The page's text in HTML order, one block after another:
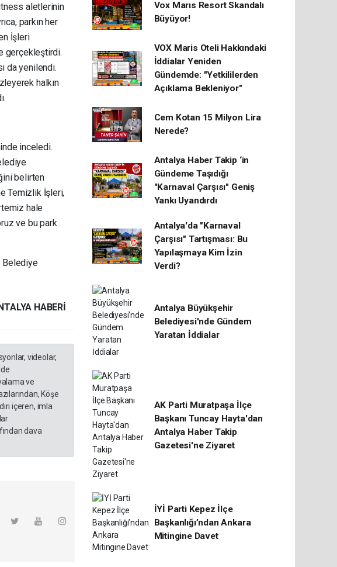
aletlerinin
parkın her
İşleri
gerçekleştirdi.
da yenilendi.
halkın
inceledi.
belirten
Temizlik İşleri,
hale
ve bu park
Belediye
HABERİ
videolar,
ve
Köşe
içeren, imla
dava
Vox Marıs Resort Skandalı
Büyüyor!
VOX Maris Oteli Hakkındaki
İddialar Yeniden
Gündemde: "Yetkililerden
Açıklama Bekleniyor"
Cem Kotan 15 Milyon Lira
Nerede?
Antalya Haber Takip ‘in
Gündeme Taşıdığı
"Karnaval Çarşısı" Geniş
Yankı Uyandırdı
Antalya'da "Karnaval
Çarşısı" Tartışması: Bu
Yapılaşmaya Kim İzin
Verdi?
Antalya Büyükşehir
Belediyesi'nde Gündem
Yaratan İddialar
AK Parti Muratpaşa İlçe
Başkanı Tuncay Hayta'dan
Antalya Haber Takip
Gazetesi'ne Ziyaret
İYİ Parti Kepez İlçe
Başkanlığı’ndan Ankara
Mitingine Davet